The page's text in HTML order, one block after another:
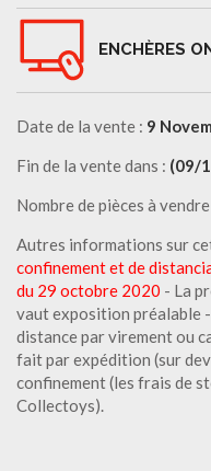
ENCHÈRES
Date de la vente : 9
Fin de la vente dans : (09/
Nombre de pièces à vendre
Autres informations sur
confinement et de
du 29 octobre 2020 - La
vaut exposition préalable
distance par virement ou
fait par expédition (sur
confinement (les frais de
Collectoys).